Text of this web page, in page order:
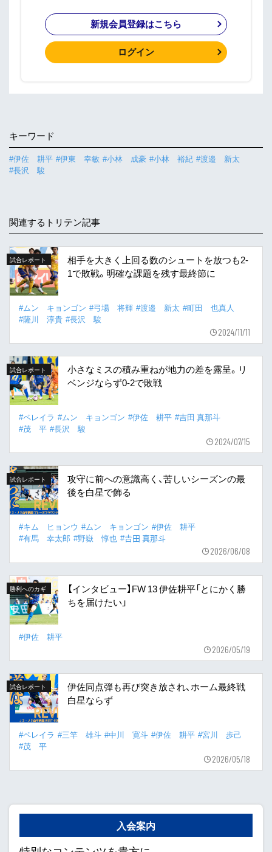
新規会員登録はこちら
ログイン
キーワード
#伊佐 耕平 #伊東 幸敏 #小林 成豪 #小林 裕紀 #渡邉 新太
#長沢 駿
関連するトリテン記事
試合レポート
相手を大きく上回る数のシュートを放つも2-
1で敗戦。明確な課題を残す最終節に
#ムン キョンゴン #弓場 将輝 #渡邉 新太 #町田 也真人
#薩川 淳貴 #長沢 駿
2024/11/11
試合レポート
小さなミスの積み重ねが地力の差を露呈。リ
ベンジならず0-2で敗戦
#ペレイラ #ムン キョンゴン #伊佐 耕平 #吉田 真那斗
#茂 平 #長沢 駿
2024/07/15
試合レポート
攻守に前への意識高く、苦しいシーズンの最
後を白星で飾る
#キム ヒョンウ #ムン キョンゴン #伊佐 耕平
#有馬 幸太郎 #野嶽 惇也 #𠮷田 真那斗
2026/06/08
勝利へのカギ
【インタビュー】FW 13 伊佐耕平「とにかく勝
ちを届けたい」
#伊佐 耕平
2026/05/19
試合レポート
伊佐同点弾も再び突き放され、ホーム最終戦
白星ならず
#ペレイラ #三竿 雄斗 #中川 寛斗 #伊佐 耕平 #宮川 歩己
#茂 平
2026/05/18
入会案内